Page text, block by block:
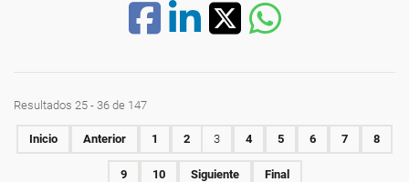
Resultados 25 - 36 de 147
Inicio Anterior 1 2 3 4 5 6 7 8
9 10 Siguiente Final